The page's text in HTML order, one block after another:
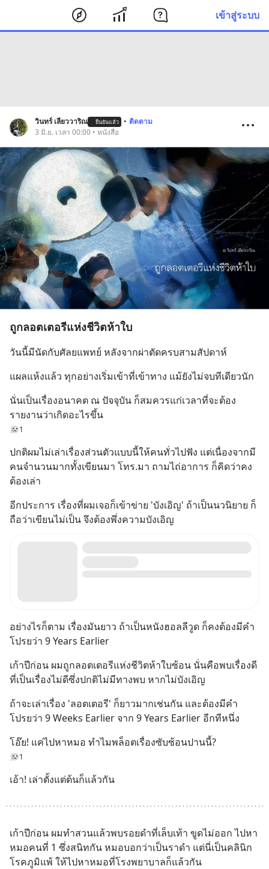
เข้าสู่ระบบ
วินทร์ เลียววาริณ ยืนยันแล้ว • ติดตาม
3 มิ.ย. เวลา 00:00 • หนังสือ
ถูกลอตเตอรีแห่งชีวิตห้าใบ
วันนี้มีนัดกับศัลยแพทย์ หลังจากผ่าตัดครบสามสัปดาห์
แผลแห้งแล้ว ทุกอย่างเริ่มเข้าที่เข้าทาง แม้ยังไม่จบทีเดียวนัก
นั่นเป็นเรื่องอนาคต ณ ปัจจุบัน ก็สมควรแก่เวลาที่จะต้อง
รายงานว่าเกิดอะไรขึ้น
1
ปกติผมไม่เล่าเรื่องส่วนตัวแบบนี้ให้คนทั่วไปฟัง แต่เนื่องจากมี
คนจำนวนมากทั้งเขียนมา โทร.มา ถามไถ่อาการ ก็คิดว่าคง
ต้องเล่า
อีกประการ เรื่องที่ผมเจอก็เข้าข่าย 'บังเอิญ' ถ้าเป็นนวนิยาย ก็
ถือว่าเขียนไม่เป็น จึงต้องพึ่งความบังเอิญ
อย่างไรก็ตาม เรื่องมันยาว ถ้าเป็นหนังฮอลลีวูด ก็คงต้องมีคำ
โปรยว่า 9 Years Earlier
เก้าปีก่อน ผมถูกลอตเตอรีแห่งชีวิตห้าใบซ้อน นั่นคือพบเรื่องดี
ที่เป็นเรื่องไม่ดีซึ่งปกติไม่มีทางพบ หากไม่บังเอิญ
ถ้าจะเล่าเรื่อง 'ลอตเตอรี' ก็ยาวมากเช่นกัน และต้องมีคำ
โปรยว่า 9 Weeks Earlier จาก 9 Years Earlier อีกทีหนึ่ง
โอ๊ย! แค่ไปหาหมอ ทำไมพล็อตเรื่องซับซ้อนปานนี้?
1
เอ้า! เล่าตั้งแต่ต้นก็แล้วกัน
เก้าปีก่อน ผมทำสวนแล้วพบรอยดำที่เล็บเท้า ขูดไม่ออก ไปหา
หมอคนที่ 1 ซึ่งสนิทกัน หมอบอกว่าเป็นราดำ แต่นี่เป็นคลินิก
โรคภูมิแพ้ ให้ไปหาหมอที่โรงพยาบาลก็แล้วกัน